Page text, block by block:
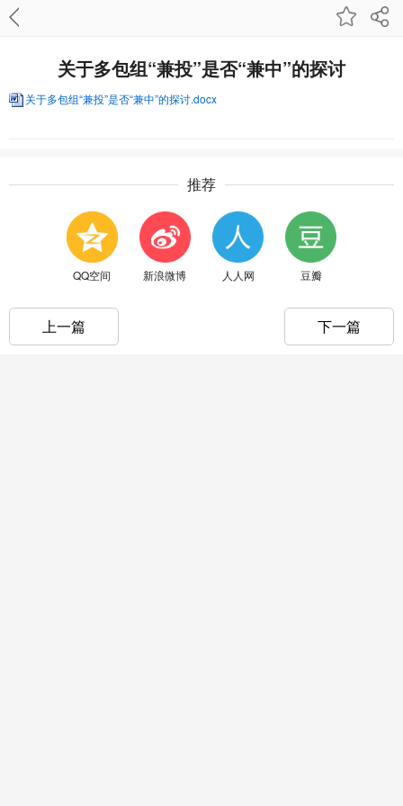
关于多包组“兼投”是否“兼中”的探讨
关于多包组“兼投”是否“兼中”的探讨.docx
推荐
QQ空间 新浪微博 人人网 豆瓣
上一篇 下一篇